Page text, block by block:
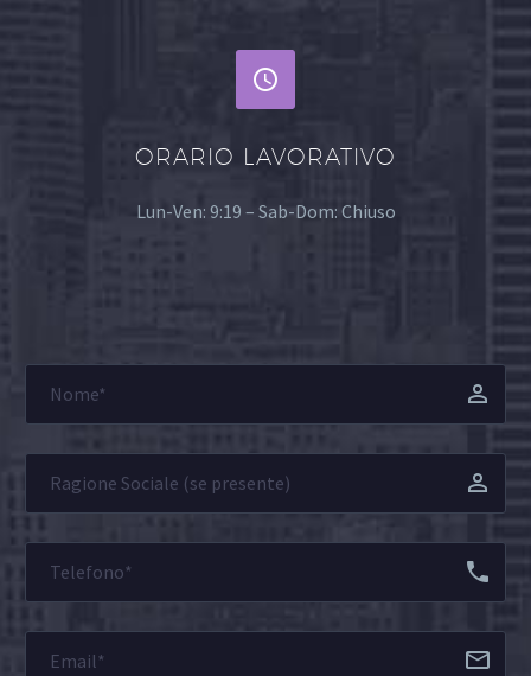


ORARIO LAVORATIVO
Lun-Ven: 9:19 – Sab-Dom: Chiuso